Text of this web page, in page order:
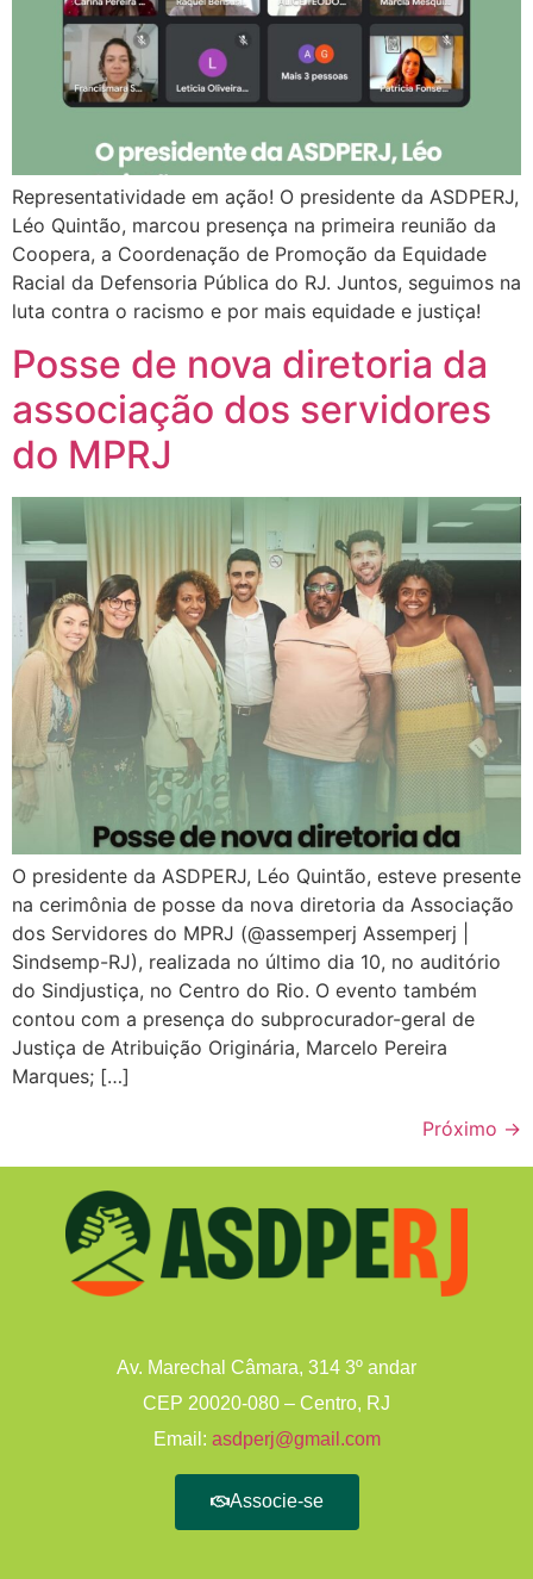
Representatividade em ação! O presidente da ASDPERJ,
Léo Quintão, marcou presença na primeira reunião da
Coopera, a Coordenação de Promoção da Equidade
Racial da Defensoria Pública do RJ. Juntos, seguimos na
luta contra o racismo e por mais equidade e justiça!
Posse de nova diretoria da
associação dos servidores
do MPRJ
O presidente da ASDPERJ, Léo Quintão, esteve presente
na cerimônia de posse da nova diretoria da Associação
dos Servidores do MPRJ (@assemperj Assemperj |
Sindsemp-RJ), realizada no último dia 10, no auditório
do Sindjustiça, no Centro do Rio. O evento também
contou com a presença do subprocurador-geral de
Justiça de Atribuição Originária, Marcelo Pereira
Marques; […]
Próximo →
Av. Marechal Câmara, 314 3º andar
CEP 20020-080 – Centro, RJ
Email: asdperj@gmail.com
Associe-se